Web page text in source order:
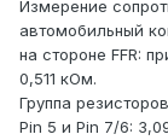
Измерение
автомобильный
на стороне FFR:
0,511 кОм.
Группа
Pin 5 и Pin 7/6: